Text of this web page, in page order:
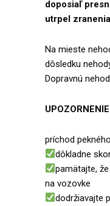
doposiaľ
utrpel
Na mieste
dôsledku
Dopravnú
príchod
dôkladne
pamätajte,
na vozovke
dodržiavajte